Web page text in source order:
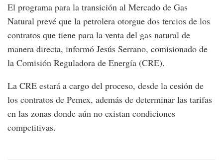
El programa para la transición al Mercado de Gas
Natural prevé que la petrolera otorgue dos tercios de los
contratos que tiene para la venta del gas natural de
manera directa, informó Jesús Serrano, comisionado de
la Comisión Reguladora de Energía (CRE).
La CRE estará a cargo del proceso, desde la cesión de
los contratos de Pemex, además de determinar las tarifas
en las zonas donde aún no existan condiciones
competitivas.